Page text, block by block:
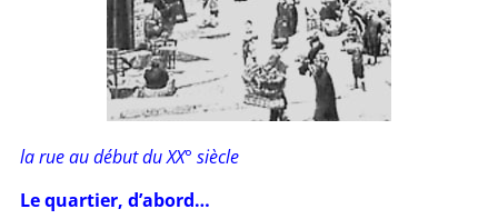
la rue au début du XX° siècle
Le quartier, d’abord…